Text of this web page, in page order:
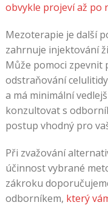
obvykle projeví až po
Mezoterapie je další
zahrnuje injektování
Může pomoci zpevnit
odstraňování
a má minimální
konzultovat s
postup vhodný pro
Při zvažování
účinnost vybrané
zákroku
odborníkem, který